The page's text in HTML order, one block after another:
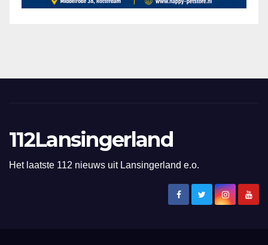
112Lansingerland
Het laatste 112 nieuws uit Lansingerland e.o.